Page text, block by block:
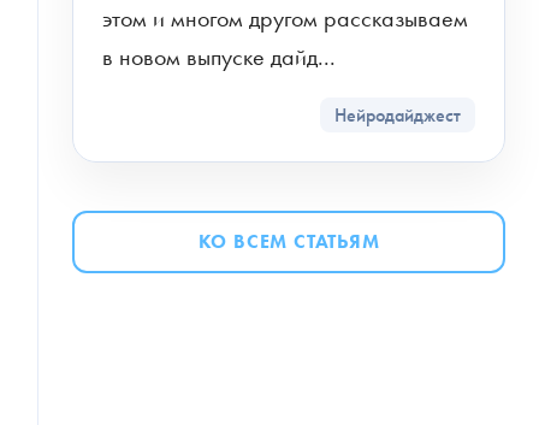
этом и многом другом рассказываем
в новом выпуске дайд...
Нейродайджест
КО ВСЕМ СТАТЬЯМ